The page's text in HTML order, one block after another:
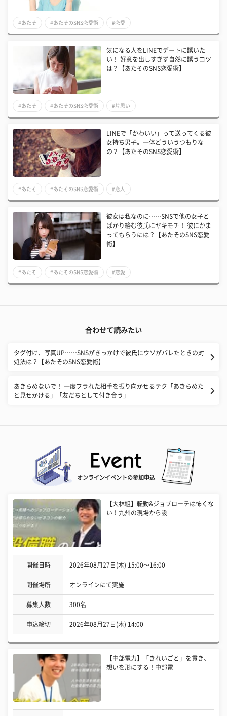
#あたそ #あたそのSNS恋愛術 #恋愛
気になる人をLINEでデートに誘いた
い！ 好意を出しすぎず自然に誘うコツ
は？【あたそのSNS恋愛術】
#あたそ #あたそのSNS恋愛術 #片思い
LINEで「かわいい」って送ってくる彼
女持ち男子。一体どういうつもりな
の？【あたそのSNS恋愛術】
#あたそ #あたそのSNS恋愛術 #恋人
彼女は私なのに……SNSで他の女子と
ばかり絡む彼氏にヤキモチ！ 彼にかま
ってもらうには？【あたそのSNS恋愛
術】
#あたそ #あたそのSNS恋愛術 #恋愛
合わせて読みたい
タグ付け、写真UP……SNSがきっかけで彼氏にウソがバレたときの対
処法は？【あたそのSNS恋愛術】
あきらめないで！ 一度フラれた相手を振り向かせるテク「あきらめた
と見せかける」「友だちとして付き合う」
オンラインイベントの参加申込
【大林組】転勤&ジョブローテは怖くな
い！九州の現場から設
開催日時 2026年08月27日(木) 15:00〜16:00
開催場所 オンラインにて実施
募集人数 300名
申込締切 2026年08月27日(木) 14:00
【中部電力】「きれいごと」を貫き、
想いを形にする！中部電